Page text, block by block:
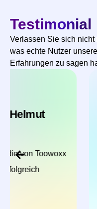
Testimonial
Verlassen Sie sich nicht
was echte Nutzer
Erfahrungen zu sagen
Dr. Thumm
„Sehr angenehme
Man begegnet sich
direktem Austausch.